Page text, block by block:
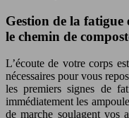
Gestion de la fatigue
le chemin de
L’écoute de votre corps
nécessaires pour vous
les premiers signes de
immédiatement les
de marche soulagent vos